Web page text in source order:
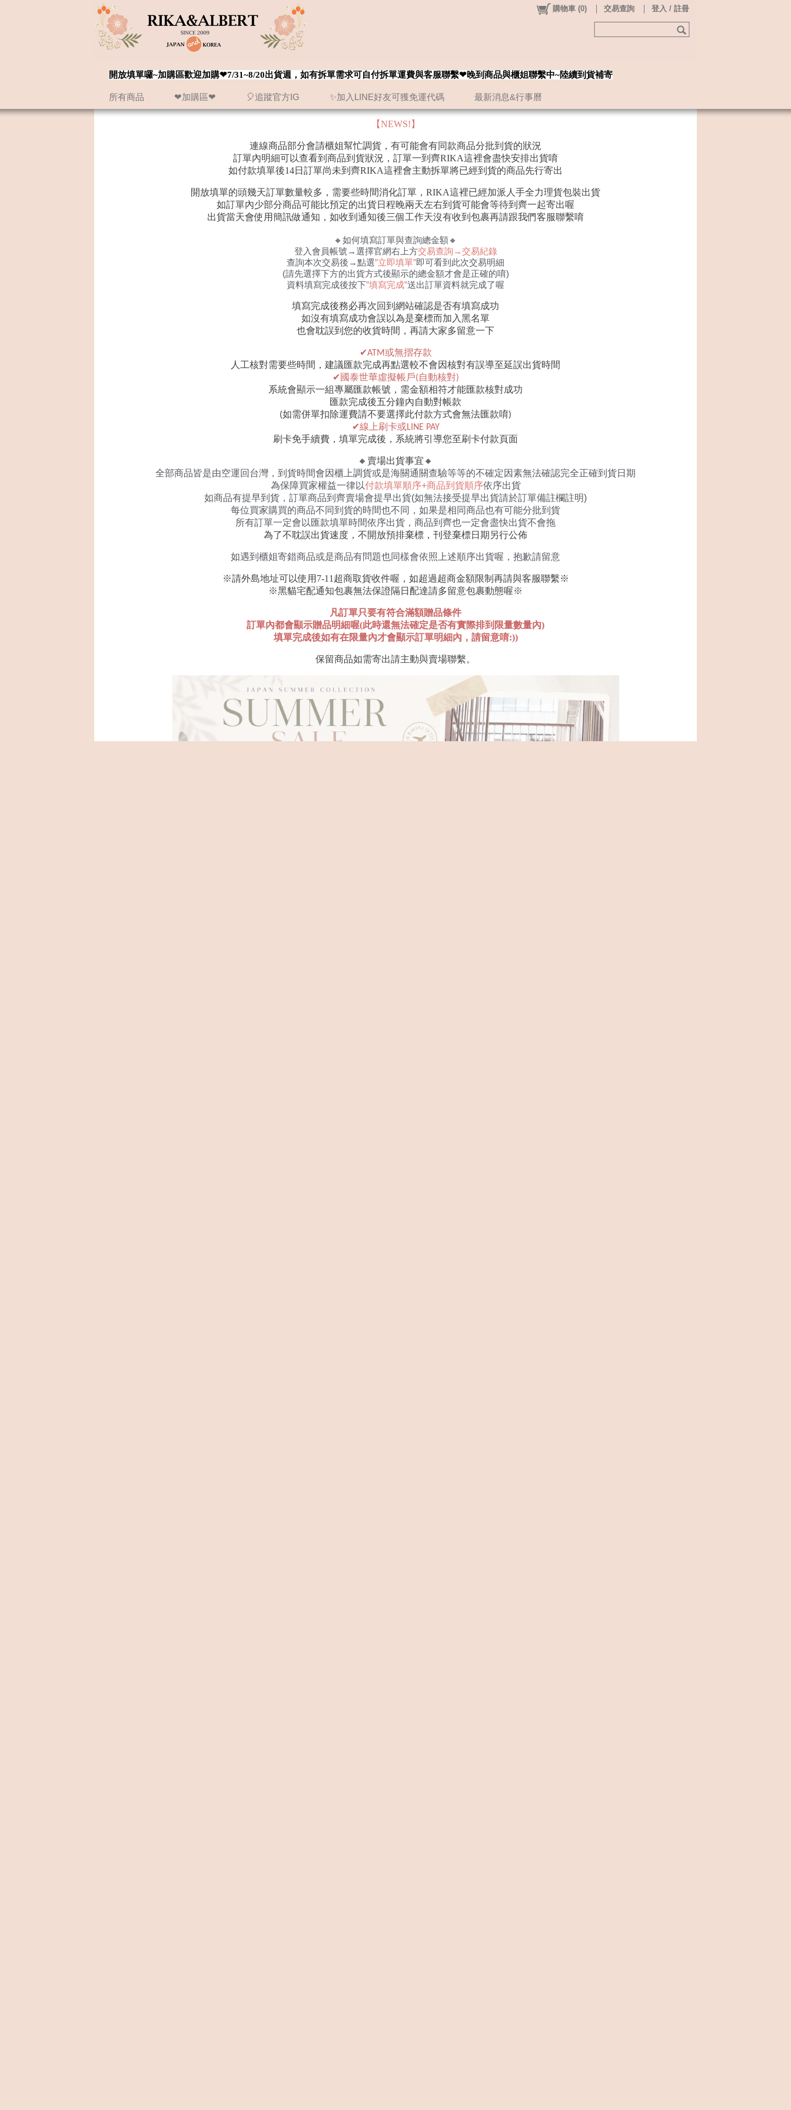
所有商品 ❤加購區❤ 🎈追蹤官方IG ✨加入LINE好友可獲免運代碼 最新消息&行事曆
購物車 (0) 交易查詢 登入 / 註冊
開放填單囉~加購區歡迎加購❤7/31~8/20出貨週，如有拆單需求可自付拆單運費與客服聯繫❤晚到商品與櫃姐聯繫中~陸續到貨補寄